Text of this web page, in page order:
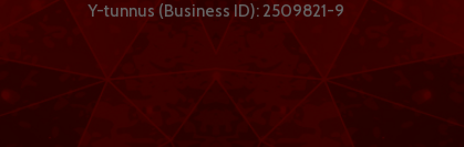
Y-tunnus (Business ID): 2509821-9